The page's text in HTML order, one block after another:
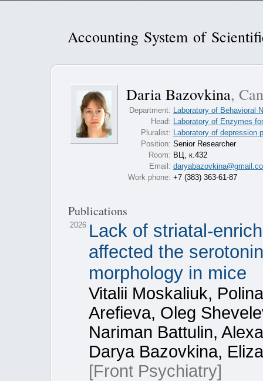
Accounting System of
Daria Bazovkina,
Department: Laboratory of Behavioral
Head: Laboratory of Enzymes
Pluralist: Laboratory of depression
Position: Senior Researcher
Room: ВЦ, к.432
Email:
Work phone: +7 (383) 363-61-87
Publications
2026 Lack of striatal-
affected the
morphology in mice
Vitalii Moskaliuk,
Arefieva, Oleg
Nariman Battulin,
Darya Bazovkina,
[Front Psychiatry]